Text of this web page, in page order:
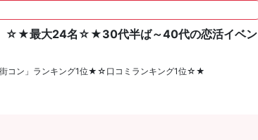
】☆★最大24名☆★30代半ば～40代の恋活イベン
コン」ランキング1位★☆口コミランキング1位☆★